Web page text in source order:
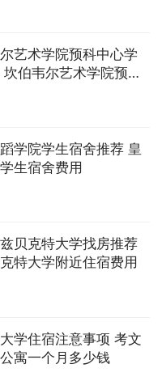
艺术学院预科中心学
伯韦尔艺术学院预科
学院学生宿舍推荐 皇
生宿舍费用
贝克特大学找房推荐
特大学附近住宿费用
学住宿注意事项 考文
寓一个月多少钱